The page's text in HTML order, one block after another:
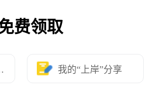
费领取
表》 我的“上岸”分享